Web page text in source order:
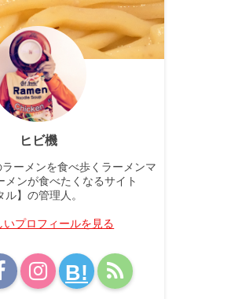
ヒビ機
ーメンを食べ歩くラーメンマ
メンが食べたくなるサイト
ル】の管理人。
いプロフィールを見る
B!